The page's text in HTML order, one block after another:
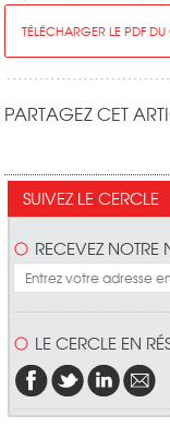
TÉLÉCHARGER LE PDF
PARTAGEZ CET
SUIVEZ LE CERCLE
RECEVEZ NOTRE
LE CERCLE EN